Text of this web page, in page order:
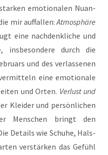
emo­tio­na­len Nuan­
mir auf­fal­len:Atmo­sphä­re
eine nach­denk­li­che und
ins­be­son­de­re durch die
und des ver­las­se­nen
eine emo­tio­na­le
und Orten. Ver­lust und
Klei­der und per­sön­li­chen
Men­schen bringt den
Details wie Schu­he, Hals­
ver­stär­ken das Gefühl